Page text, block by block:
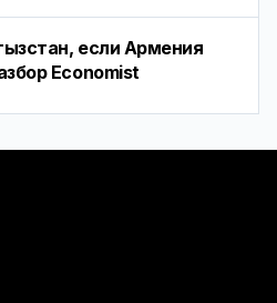
если Армения
Economist